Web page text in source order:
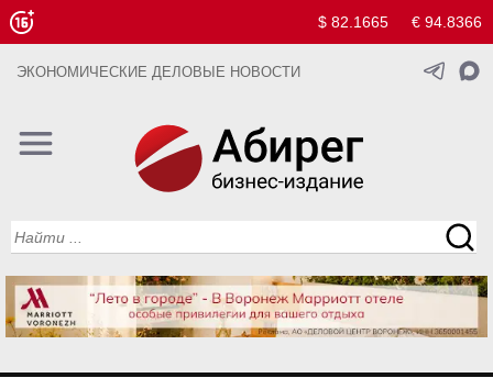
$ 82.1665 € 94.8366
ЭКОНОМИЧЕСКИЕ ДЕЛОВЫЕ НОВОСТИ